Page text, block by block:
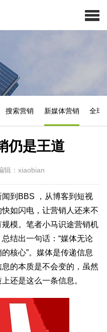
搜索营销 新媒体营销 全球
仍是王道
辑：xiaobian
到BBS ，从博客到短视
如闪电，让营销人还来不
模。笔者小马识途营销机
结出一句话：“媒体无论
核心”。媒体是传递信息
的本质是不会变的，虽然
还是这么一条信息。